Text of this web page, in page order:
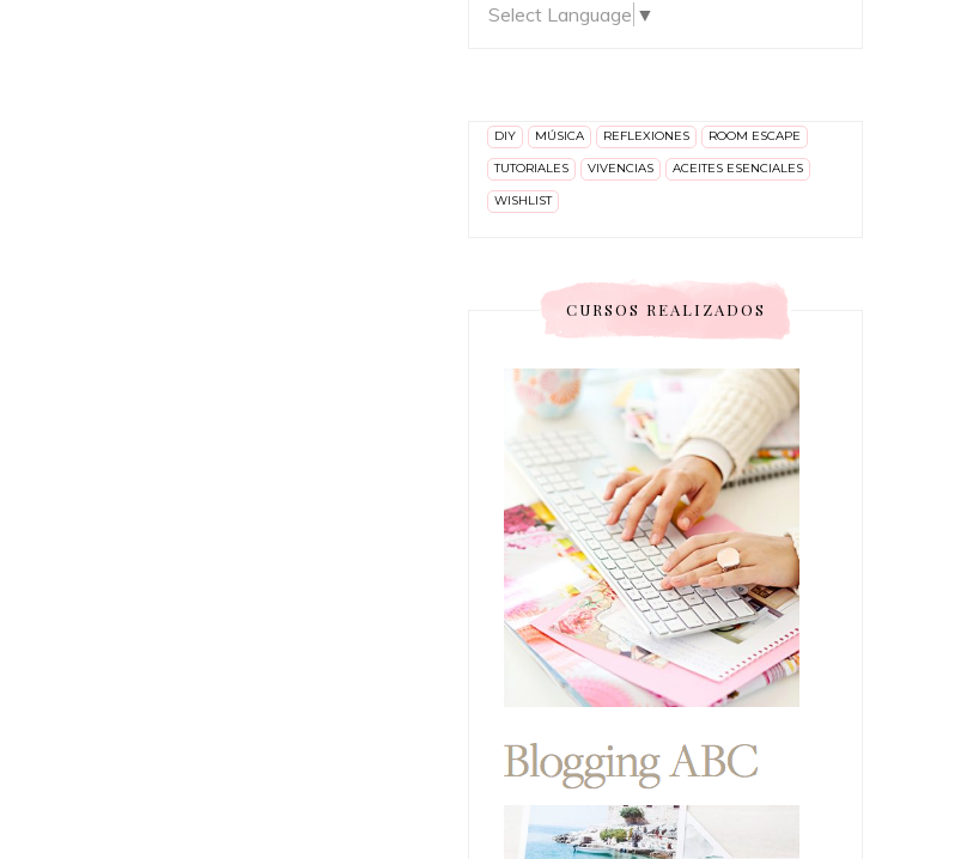
Select Language ▼
DIY MÚSICA REFLEXIONES ROOM ESCAPE
TUTORIALES VIVENCIAS ACEITES ESENCIALES
WISHLIST
CURSOS REALIZADOS